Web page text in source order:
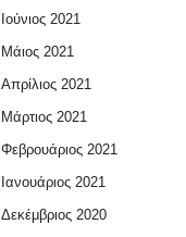
Ιούνιος 2021
Μάιος 2021
Απρίλιος 2021
Μάρτιος 2021
Φεβρουάριος 2021
Ιανουάριος 2021
Δεκέμβριος 2020